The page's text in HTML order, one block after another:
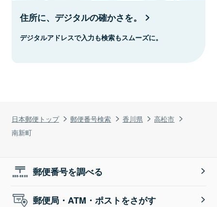
日本郵便トップ 郵便番号検索 香川県
高松市
南新町
住所に、デジタルの確かさを。
デジタルアドレスで入力も検索もスムーズに。
郵便番号を調べる
郵便局・ATM・ポストをさがす